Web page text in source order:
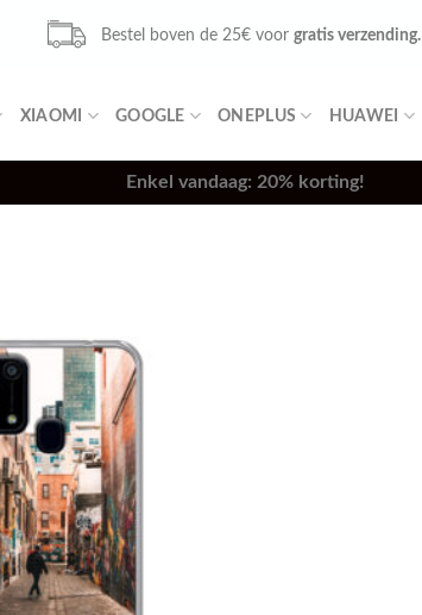
Bestel boven de 25€ voor gratis verzending.
XIAOMI GOOGLE ONEPLUS HUAWEI
Enkel vandaag: 20% korting!